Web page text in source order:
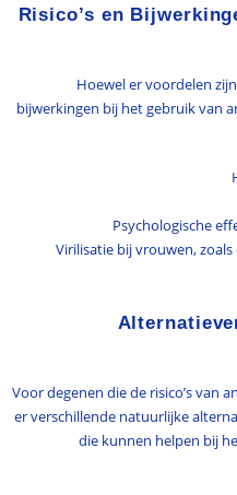
Risico’s en
Hoewel er voordelen
bijwerkingen bij het gebruik van
Psychologische
Virilisatie bij vrouwen,
Voor degenen die de risico’s van
er verschillende natuurlijke
die kunnen helpen bij